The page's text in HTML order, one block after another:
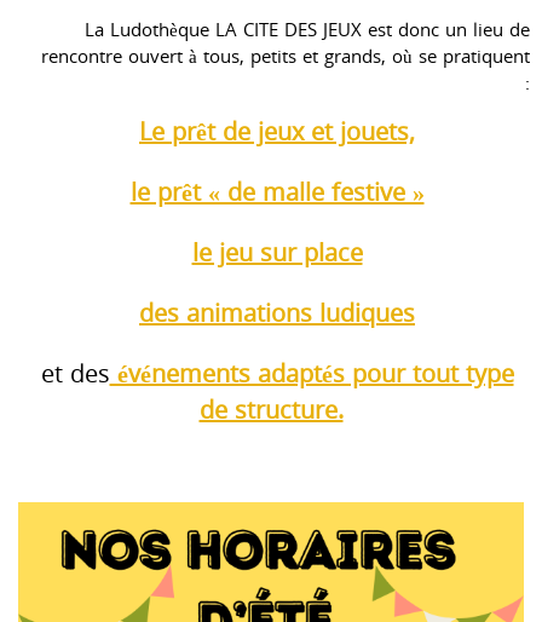
La Ludothèque LA CITE DES JEUX est donc un lieu de
rencontre ouvert à tous, petits et grands, où se pratiquent
:
Le prêt de jeux et jouets,
le prêt « de malle festive »
le jeu sur place
des animations ludiques
et des événements adaptés pour tout type
de structure.